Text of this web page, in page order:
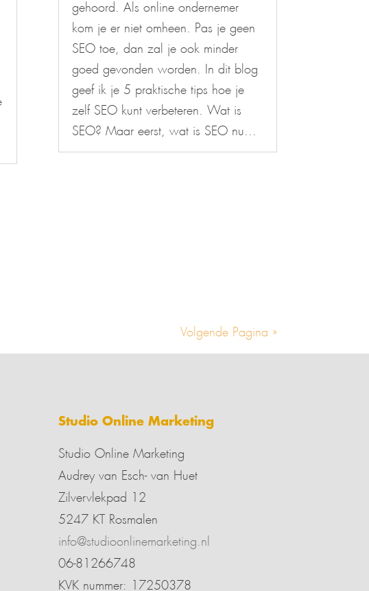
gehoord. Als online ondernemer
kom je er niet omheen. Pas je geen
SEO toe, dan zal je ook minder
goed gevonden worden. In dit blog
geef ik je 5 praktische tips hoe je
zelf SEO kunt verbeteren. Wat is
SEO? Maar eerst, wat is SEO nu...
Volgende Pagina »
Studio Online Marketing
Studio Online Marketing
Audrey van Esch- van Huet
Zilvervlekpad 12
5247 KT Rosmalen
info@studioonlinemarketing.nl
06-81266748
KVK nummer: 17250378